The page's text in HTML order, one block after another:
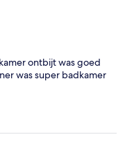
ontbijt was goed
was super badkamer